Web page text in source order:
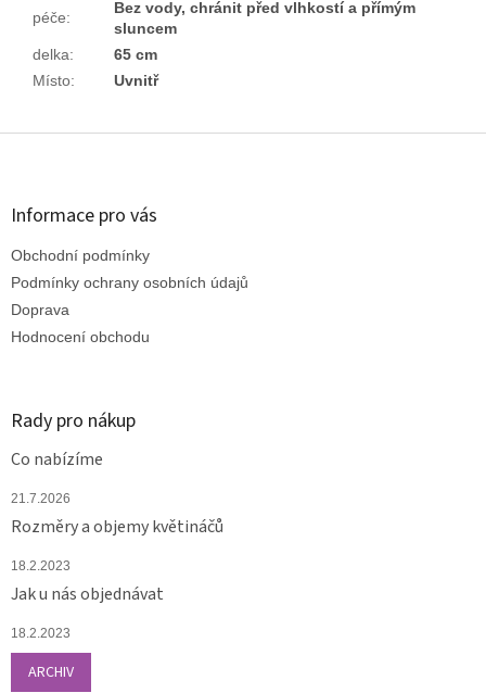
péče:
Bez vody, chránit před vlhkostí a přímým
sluncem
delka:
65 cm
Místo: Uvnitř
Z
Informace pro vás
Obchodní podmínky
Podmínky ochrany osobních údajů
Doprava
Hodnocení obchodu
Rady pro nákup
Co nabízíme
21.7.2026
Rozměry a objemy květináčů
18.2.2023
Jak u nás objednávat
18.2.2023
ARCHIV